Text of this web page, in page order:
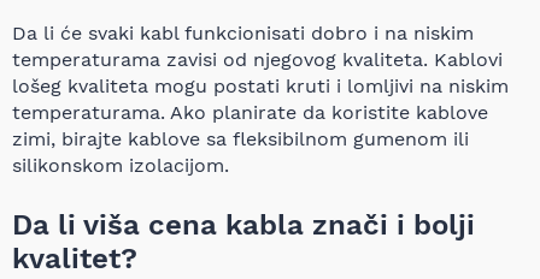
Da li će svaki kabl funkcionisati dobro i na niskim
temperaturama zavisi od njegovog kvaliteta. Kablovi
lošeg kvaliteta mogu postati kruti i lomljivi na niskim
temperaturama. Ako planirate da koristite kablove
zimi, birajte kablove sa fleksibilnom gumenom ili
silikonskom izolacijom.
Da li viša cena kabla znači i bolji
kvalitet?